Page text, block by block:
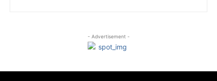
- Advertisement -